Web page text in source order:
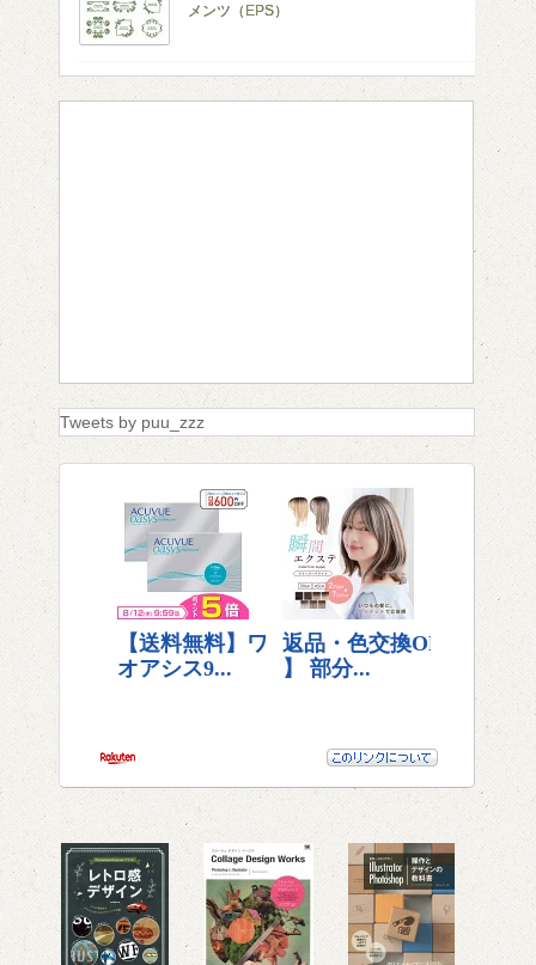
メンツ（EPS）
Tweets by puu_zzz